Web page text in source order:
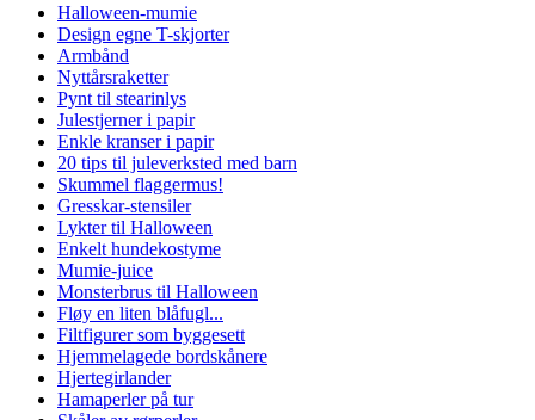
Halloween-mumie
Design egne T-skjorter
Armbånd
Nyttårsraketter
Pynt til stearinlys
Julestjerner i papir
Enkle kranser i papir
20 tips til juleverksted med barn
Skummel flaggermus!
Gresskar-stensiler
Lykter til Halloween
Enkelt hundekostyme
Mumie-juice
Monsterbrus til Halloween
Fløy en liten blåfugl...
Filtfigurer som byggesett
Hjemmelagede bordskånere
Hjertegirlander
Hamaperler på tur